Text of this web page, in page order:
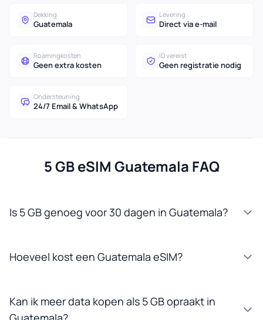
Dekking
Guatemala
Levering
Direct via e-mail
Roamingkosten
Geen extra kosten
ID vereist
Geen registratie nodig
Ondersteuning
24/7 Email & WhatsApp
5 GB eSIM Guatemala FAQ
Is 5 GB genoeg voor 30 dagen in Guatemala?
Hoeveel kost een Guatemala eSIM?
Kan ik meer data kopen als 5 GB opraakt in